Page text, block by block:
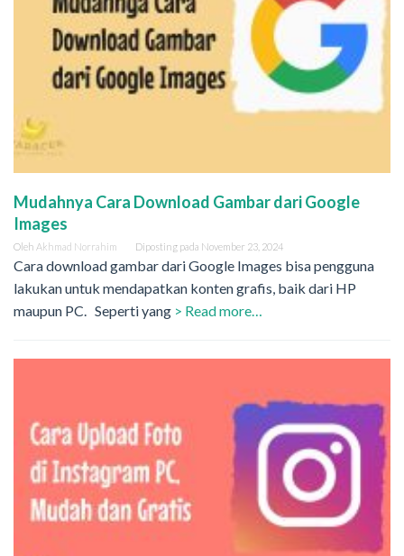
Mudahnya Cara Download Gambar dari Google
Images
Oleh Akhmad Norrahim Diposting pada November 23, 2024
Cara download gambar dari Google Images bisa pengguna
lakukan untuk mendapatkan konten grafis, baik dari HP
maupun PC. Seperti yang > Read more…